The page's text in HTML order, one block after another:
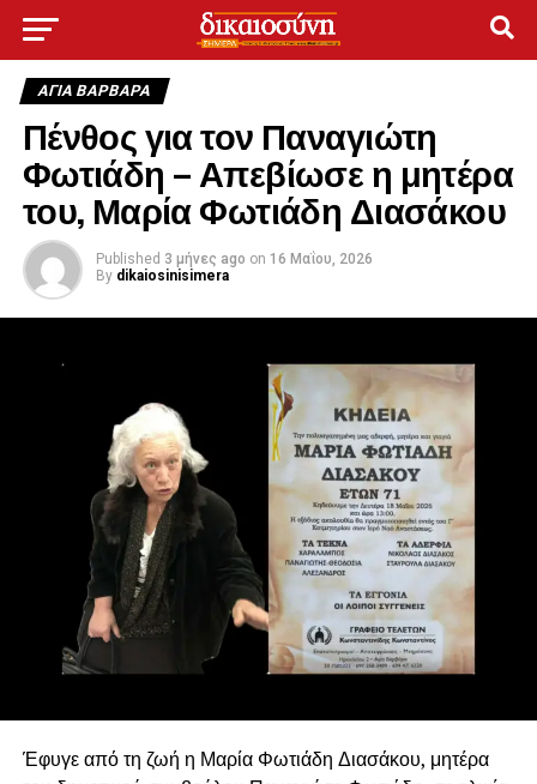
ΑΓΙΑ ΒΑΡΒΑΡΑ
Πένθος για τον Παναγιώτη
Φωτιάδη – Απεβίωσε η μητέρα
του, Μαρία Φωτιάδη Διασάκου
Published 3 μήνες ago on 16 Μαΐου, 2026
By dikaiosinisimera
Έφυγε από τη ζωή η Μαρία Φωτιάδη Διασάκου, μητέρα